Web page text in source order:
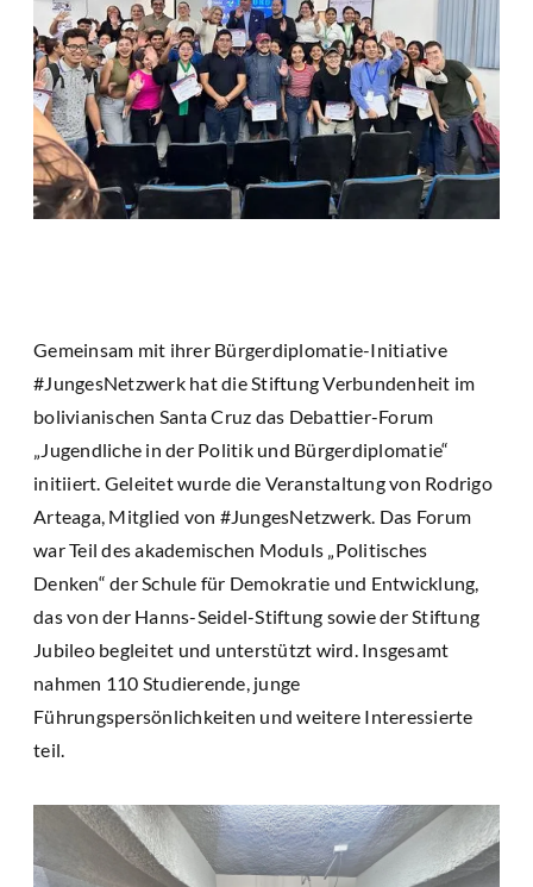
Gemeinsam mit ihrer Bürgerdiplomatie-Initiative
#JungesNetzwerk hat die Stiftung Verbundenheit im
bolivianischen Santa Cruz das Debattier-Forum
„Jugendliche in der Politik und Bürgerdiplomatie“
initiiert. Geleitet wurde die Veranstaltung von Rodrigo
Arteaga, Mitglied von #JungesNetzwerk. Das Forum
war Teil des akademischen Moduls „Politisches
Denken“ der Schule für Demokratie und Entwicklung,
das von der Hanns-Seidel-Stiftung sowie der Stiftung
Jubileo begleitet und unterstützt wird. Insgesamt
nahmen 110 Studierende, junge
Führungspersönlichkeiten und weitere Interessierte
teil.